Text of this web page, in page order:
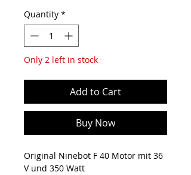
Quantity *
Only 2 left in stock
Add to Cart
Buy Now
Original Ninebot F 40 Motor mit 36
V und 350 Watt